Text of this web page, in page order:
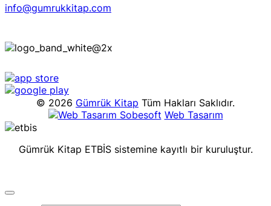
info@gumrukkitap.com
© 2026 Gümrük Kitap Tüm Hakları Saklıdır.
Sobesoft Web Tasarım
Gümrük Kitap ETBİS sistemine kayıtlı bir kuruluştur.